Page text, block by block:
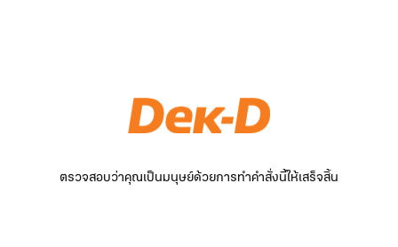
ตรวจสอบว่าคุณเป็นมนุษย์ด้วยการทำคำสั่งนี้ให้เสร็จสิ้น